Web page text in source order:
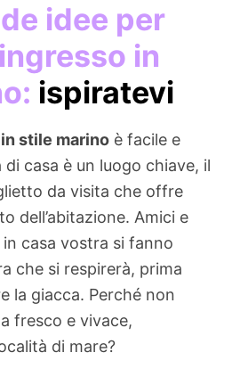
idee per
in
ispiratevi
stile marino è facile e
di casa è un luogo chiave, il
da visita che offre
dell’abitazione. Amici e
casa vostra si fanno
che si respirerà, prima
la giacca. Perché non
fresco e vivace,
di mare?